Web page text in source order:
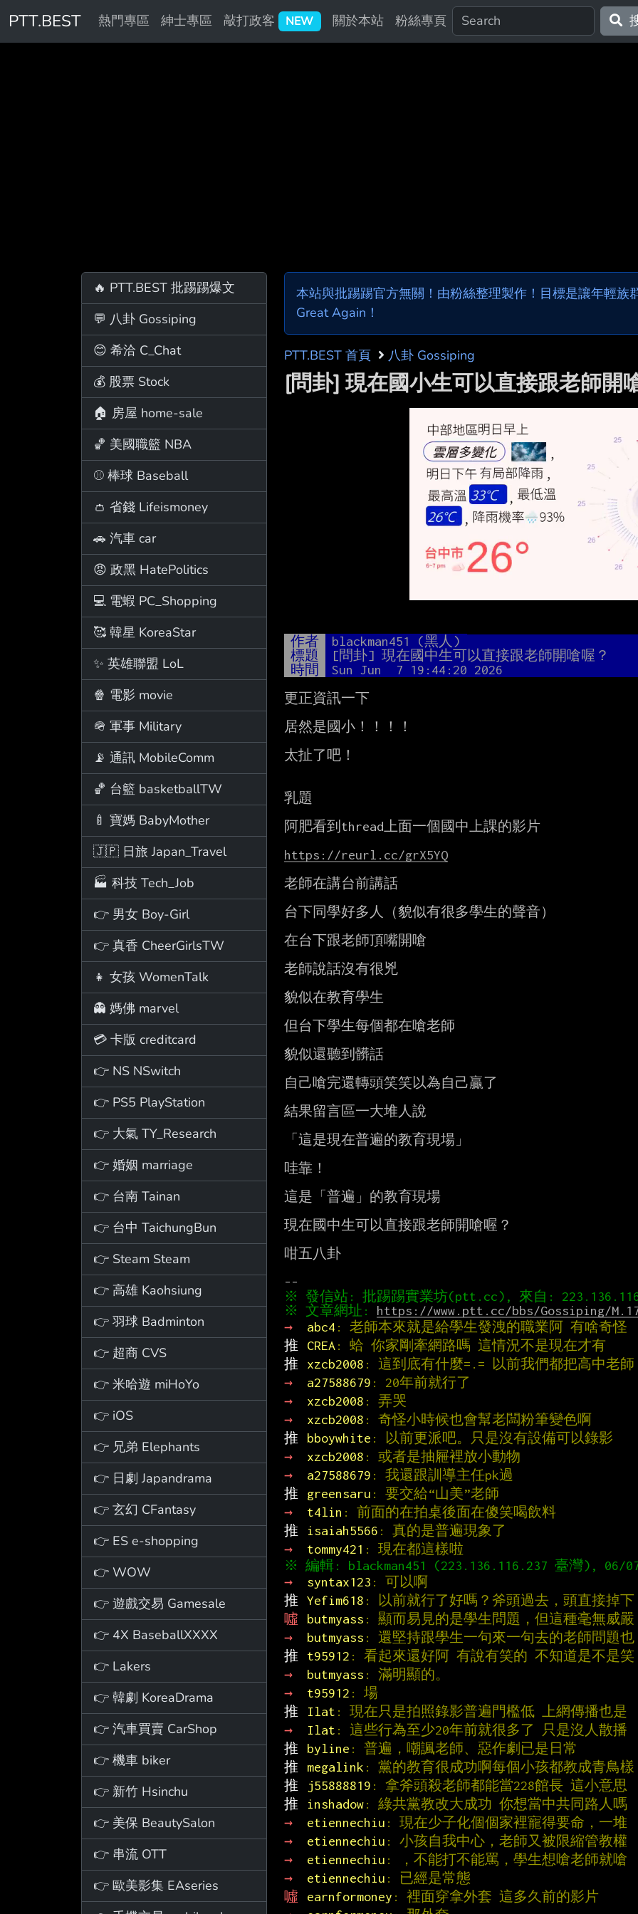
PTT.BEST 熱門專區 紳士專區 敲打政客 NEW 關於本站 粉絲專頁
🔥 PTT.BEST 批踢踢爆文
💬 八卦 Gossiping
😊 希洽 C_Chat
💰 股票 Stock
🏠 房屋 home-sale
🏀 美國職籃 NBA
⚾ 棒球 Baseball
👛 省錢 Lifeismoney
🚗 汽車 car
😡 政黑 HatePolitics
💻 電蝦 PC_Shopping
🥰 韓星 KoreaStar
✨ 英雄聯盟 LoL
🍿 電影 movie
🪖 軍事 Military
📡 通訊 MobileComm
🏀 台籃 basketballTW
🍼 寶媽 BabyMother
🇯🇵 日旅 Japan_Travel
🏭 科技 Tech_Job
👉 男女 Boy-Girl
👉 真香 CheerGirlsTW
👧 女孩 WomenTalk
👻 媽佛 marvel
💳 卡版 creditcard
👉 NS NSwitch
👉 PS5 PlayStation
👉 大氣 TY_Research
👉 婚姻 marriage
👉 台南 Tainan
👉 台中 TaichungBun
👉 Steam Steam
👉 高雄 Kaohsiung
👉 羽球 Badminton
👉 超商 CVS
👉 米哈遊 miHoYo
👉 iOS
👉 兄弟 Elephants
👉 日劇 Japandrama
👉 玄幻 CFantasy
👉 ES e-shopping
👉 WOW
👉 遊戲交易 Gamesale
👉 4X BaseballXXXX
👉 Lakers
👉 韓劇 KoreaDrama
👉 汽車買賣 CarShop
👉 機車 biker
👉 新竹 Hsinchu
👉 美保 BeautySalon
👉 串流 OTT
👉 歐美影集 EAseries
本站與批踢踢官方無關！由粉絲整理製作！目標是讓年輕族
Great Again！
PTT.BEST 首頁 八卦 Gossiping
[問卦] 現在國小生可以直接跟老師開
作者 blackman451 (黑人)
標題
[問卦] 現在國中生可以直接跟老師開嗆喔？
時間
Sun Jun  7 19:44:20 2026
更正資訊一下
居然是國小！！！！
太扯了吧！
乳題
阿肥看到thread上面一個國中上課的影片
https://reurl.cc/grX5YQ
老師在講台前講話
台下同學好多人（貌似有很多學生的聲音）
在台下跟老師頂嘴開嗆
老師說話沒有很兇
貌似在教育學生
但台下學生每個都在嗆老師
貌似還聽到髒話
自己嗆完還轉頭笑笑以為自己贏了
結果留言區一大堆人說
「這是現在普遍的教育現場」
哇靠！
這是「普遍」的教育現場
現在國中生可以直接跟老師開嗆喔？
咁五八卦
※ 文章網址: https://www.ptt.cc/bbs/Gossiping/
→
abc4 : 老師本來就是給學生發洩的職業阿 有啥奇怪
推
CREA: 蛤 你家剛牽網路嗎 這情況不是現在才有
推
xzcb2008 : 這到底有什麼=.= 以前我們都把高中老師
→
a27588679 : 20年前就行了
→
xzcb2008 : 弄哭
→
xzcb2008 : 奇怪小時候也會幫老闆粉筆變色啊
推
bboywhite : 以前更派吧。只是沒有設備可以錄影
→
xzcb2008 : 或者是抽屜裡放小動物
→
a27588679 : 我還跟訓導主任pk過
推
greensaru : 要交給“山美”老師
→
t4lin : 前面的在拍桌後面在傻笑喝飲料
推
isaiah5566 : 真的是普遍現象了
→
tommy421 : 現在都這樣啦
→
syntax123 : 可以啊
推 Yefim618 : 以前就行了好嗎？斧頭過去，頭直接掉下
噓
butmyass : 顯而易見的是學生問題，但這種毫無威嚴
→
butmyass : 還堅持跟學生一句來一句去的老師問題也
推
t95912 : 看起來還好阿 有說有笑的 不知道是不是笑
→
butmyass : 滿明顯的。
→
t95912 : 場
推
Ilat : 現在只是拍照錄影普遍門檻低 上網傳播也是
→
Ilat : 這些行為至少20年前就很多了 只是沒人散播
推
byline : 普遍，嘲諷老師、惡作劇已是日常
推
megalink : 黨的教育很成功啊每個小孩都教成青鳥樣
推
j55888819 : 拿斧頭殺老師都能當228館長 這小意思
推
inshadow: 綠共黨教改大成功 你想當中共同路人嗎
→
etiennechiu : 現在少子化個個家裡寵得要命，一堆
→
etiennechiu : 小孩自我中心，老師又被限縮管教權
→
etiennechiu : ，不能打不能罵，學生想嗆老師就嗆
→
etiennechiu : 已經是常態
噓
earnformoney : 裡面穿拿外套 這多久前的影片